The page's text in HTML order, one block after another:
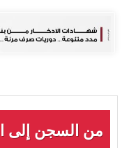
من السجن إلى